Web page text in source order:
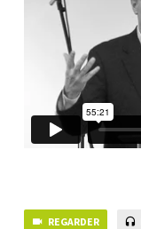
REGARDER